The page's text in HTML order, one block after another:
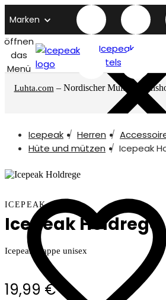
Marken
öffnen
das
Menü
Icepeak
titelseite
Luhta.com – Nordischer
Icepeak Herren
Hüte und mützen
Icepeak
ICEPEAK
Icepeak Holdrege
Icepeak Kappe unisex
19,99 €